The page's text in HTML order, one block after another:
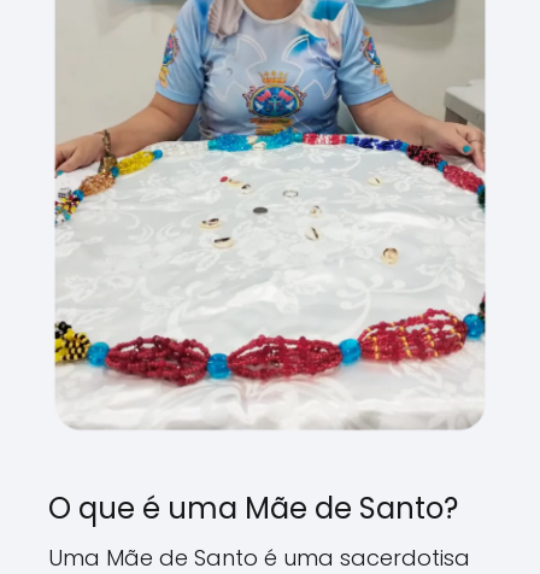
O que é uma Mãe de Santo?
Uma Mãe de Santo é uma sacerdotisa